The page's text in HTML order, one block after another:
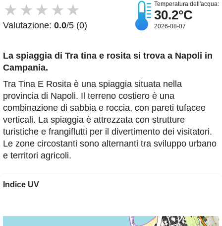
★ ★ ★ ★ ★
Valutazione: 0.0/5 (0)
Temperatura dell'acqua:
30.2°C
2026-08-07
La spiaggia di Tra tina e rosita si trova a Napoli in
Campania.
Tra Tina E Rosita è una spiaggia situata nella
provincia di Napoli. Il terreno costiero è una
combinazione di sabbia e roccia, con pareti tufacee
verticali. La spiaggia è attrezzata con strutture
turistiche e frangiflutti per il divertimento dei visitatori.
Le zone circostanti sono alternanti tra sviluppo urbano
e territori agricoli.
Indice UV